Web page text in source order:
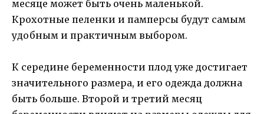
месяце может быть очень маленькой.
Крохотные пеленки и памперсы будут самым
удобным и практичным выбором.
К середине беременности плод уже достигает
значительного размера, и его одежда должна
быть больше. Второй и третий месяц